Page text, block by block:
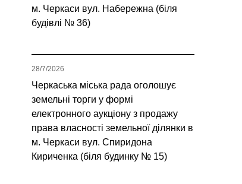
м. Черкаси вул. Набережна (біля
будівлі № 36)
Черкаська міська рада оголошує
земельні торги у формі
електронного аукціону з продажу
права власності земельної ділянки в
м. Черкаси вул. Спиридона
Кириченка (біля будинку № 15)
28/7/2026